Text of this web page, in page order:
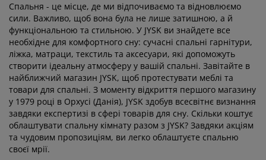
Спальня - це місце, де ми відпочиваємо та відновлюємо
сили. Важливо, щоб вона була не лише затишною, а й
функціональною та стильною. У JYSK ви знайдете все
необхідне для комфортного сну: сучасні спальні гарнітури,
ліжка, матраци, текстиль та аксесуари, які допоможуть
створити ідеальну атмосферу у вашій спальні. Завітайте в
найближчий магазин JYSK, щоб протестувати меблі та
товари для спальні. З моменту відкриття першого магазину
у 1979 році в Орхусі (Данія), JYSK здобув всесвітнє визнання
завдяки експертизі в сфері товарів для сну. Скільки коштує
облаштувати спальну кімнату разом з JYSK? Завдяки акціям
та чудовим пропозиціям, ви легко облаштуєте спальню
своєї мрії.